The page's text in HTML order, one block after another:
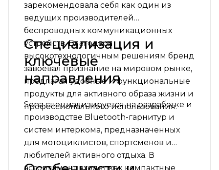
зарекомендовала себя как один из
ведущих производителей
беспроводных коммуникационных
устройств. Благодаря
высокотехнологичным решениям бренд
завоевал признание на мировом рынке,
предлагая удобные и функциональные
продукты для активного образа жизни и
профессионального использования.
Специализация и
ключевые
направления
Sena специализируется на разработке и
производстве Bluetooth-гарнитур и
систем интеркома, предназначенных
для мотоциклистов, спортсменов и
любителей активного отдыха. В
ассортимент входят как компактные